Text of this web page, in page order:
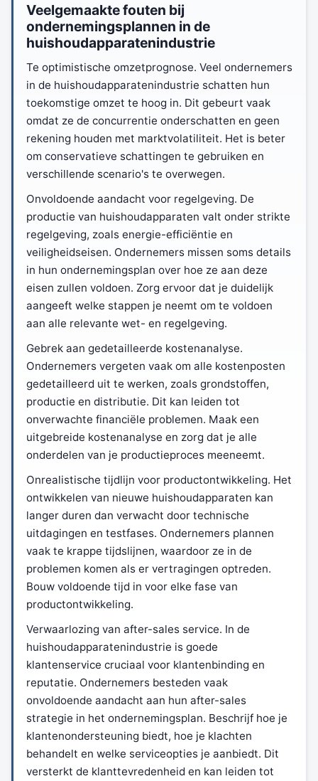
Veelgemaakte fouten bij
ondernemingsplannen in de
huishoudapparatenindustrie
Te optimistische omzetprognose. Veel ondernemers
in de huishoudapparatenindustrie schatten hun
toekomstige omzet te hoog in. Dit gebeurt vaak
omdat ze de concurrentie onderschatten en geen
rekening houden met marktvolatiliteit. Het is beter
om conservatieve schattingen te gebruiken en
verschillende scenario's te overwegen.
Onvoldoende aandacht voor regelgeving. De
productie van huishoudapparaten valt onder strikte
regelgeving, zoals energie-efficiëntie en
veiligheidseisen. Ondernemers missen soms details
in hun ondernemingsplan over hoe ze aan deze
eisen zullen voldoen. Zorg ervoor dat je duidelijk
aangeeft welke stappen je neemt om te voldoen
aan alle relevante wet- en regelgeving.
Gebrek aan gedetailleerde kostenanalyse.
Ondernemers vergeten vaak om alle kostenposten
gedetailleerd uit te werken, zoals grondstoffen,
productie en distributie. Dit kan leiden tot
onverwachte financiële problemen. Maak een
uitgebreide kostenanalyse en zorg dat je alle
onderdelen van je productieproces meeneemt.
Onrealistische tijdlijn voor productontwikkeling. Het
ontwikkelen van nieuwe huishoudapparaten kan
langer duren dan verwacht door technische
uitdagingen en testfases. Ondernemers plannen
vaak te krappe tijdslijnen, waardoor ze in de
problemen komen als er vertragingen optreden.
Bouw voldoende tijd in voor elke fase van
productontwikkeling.
Verwaarlozing van after-sales service. In de
huishoudapparatenindustrie is goede
klantenservice cruciaal voor klantenbinding en
reputatie. Ondernemers besteden vaak
onvoldoende aandacht aan hun after-sales
strategie in het ondernemingsplan. Beschrijf hoe je
klantenondersteuning biedt, hoe je klachten
behandelt en welke serviceopties je aanbiedt. Dit
versterkt de klanttevredenheid en kan leiden tot